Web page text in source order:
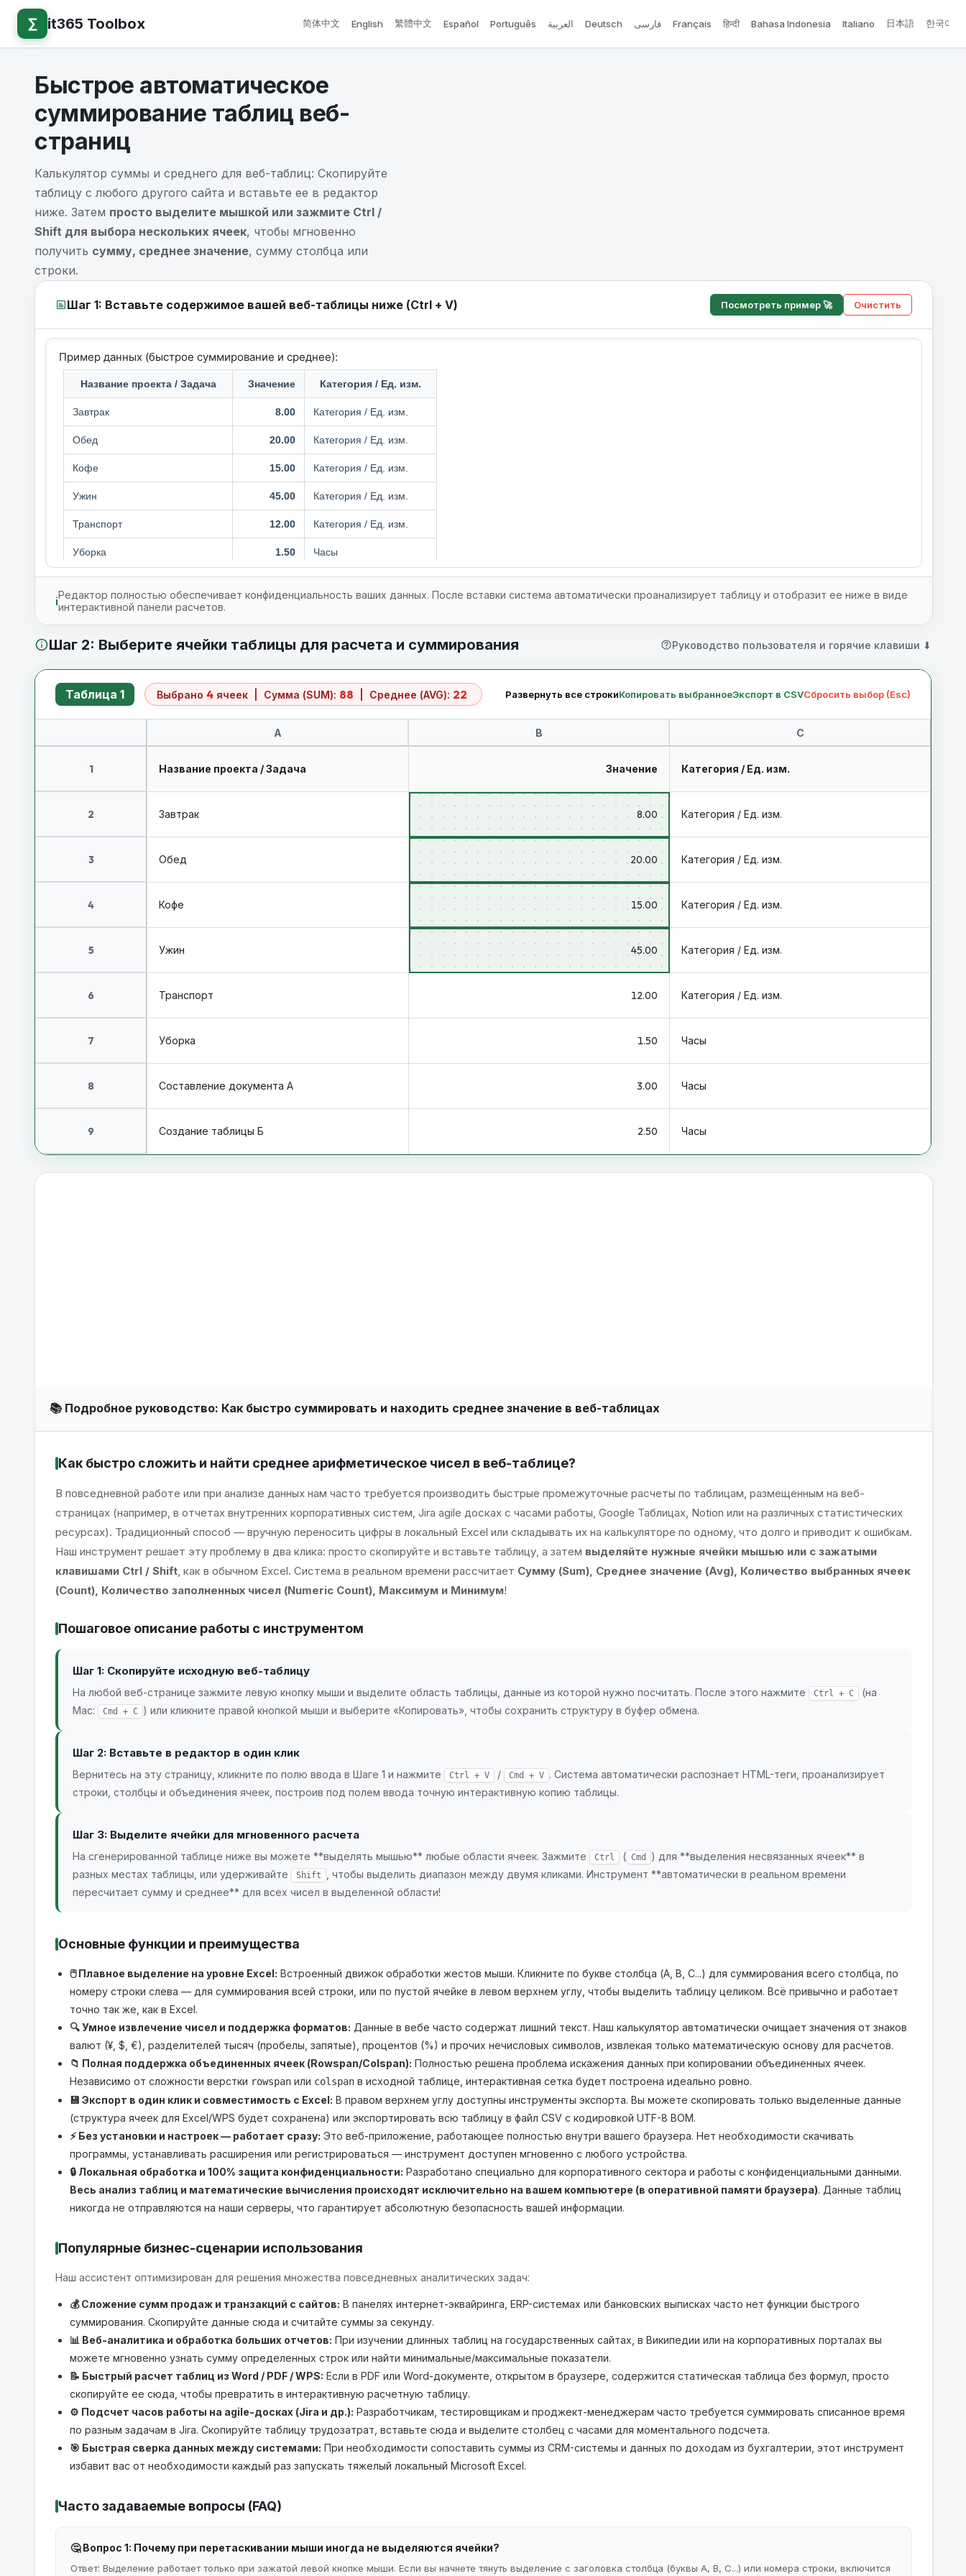
∑ it365 Toolbox 简体中文 English 繁體中文 Español Português العربية Deutsch فارسی Français हिन्दी Bahasa Indonesia Italiano 日本語 한국어
Быстрое автоматическое
суммирование таблиц веб-
страниц
Калькулятор суммы и среднего для веб-таблиц: Скопируйте
таблицу с любого другого сайта и вставьте ее в редактор
ниже. Затем просто выделите мышкой или зажмите Ctrl /
Shift для выбора нескольких ячеек, чтобы мгновенно
получить сумму, среднее значение, сумму столбца или
строки.
Шаг 1: Вставьте содержимое вашей веб-таблицы ниже (Ctrl + V) Посмотреть пример 🚀 Очистить
iРедактор полностью обеспечивает конфиденциальность ваших данных. После вставки система автоматически проанализирует таблицу и отобразит ее ниже в виде
интерактивной панели расчетов.
Шаг 2: Выберите ячейки таблицы для расчета и суммирования Руководство пользователя и горячие клавиши ⬇
Таблица 1 Выбрано 4 ячеек | Сумма (SUM): 88 | Среднее (AVG): 22 Развернуть все строкиКопировать выбранноеЭкспорт в CSVСбросить выбор (Esc)
A B C
1 Название проекта / Задача Значение Категория / Ед. изм.
2 Завтрак 8.00 Категория / Ед. изм.
3 Обед 20.00 Категория / Ед. изм.
4 Кофе 15.00 Категория / Ед. изм.
5 Ужин 45.00 Категория / Ед. изм.
6 Транспорт 12.00 Категория / Ед. изм.
7 Уборка 1.50 Часы
8 Составление документа А 3.00 Часы
9 Создание таблицы Б 2.50 Часы
📚 Подробное руководство: Как быстро суммировать и находить среднее значение в веб-таблицах
Как быстро сложить и найти среднее арифметическое чисел в веб-таблице?
В повседневной работе или при анализе данных нам часто требуется производить быстрые промежуточные расчеты по таблицам, размещенным на веб-
страницах (например, в отчетах внутренних корпоративных систем, Jira agile досках с часами работы, Google Таблицах, Notion или на различных статистических
ресурсах). Традиционный способ — вручную переносить цифры в локальный Excel или складывать их на калькуляторе по одному, что долго и приводит к ошибкам.
Наш инструмент решает эту проблему в два клика: просто скопируйте и вставьте таблицу, а затем выделяйте нужные ячейки мышью или с зажатыми
клавишами Ctrl / Shift, как в обычном Excel. Система в реальном времени рассчитает Сумму (Sum), Среднее значение (Avg), Количество выбранных ячеек
(Count), Количество заполненных чисел (Numeric Count), Максимум и Минимум!
Пошаговое описание работы с инструментом
Шаг 1: Скопируйте исходную веб-таблицу
На любой веб-странице зажмите левую кнопку мыши и выделите область таблицы, данные из которой нужно посчитать. После этого нажмите Ctrl + C
(на
Mac:
Cmd + C ) или кликните правой кнопкой мыши и выберите «Копировать», чтобы сохранить структуру в буфер обмена.
Шаг 2: Вставьте в редактор в один клик
Вернитесь на эту страницу, кликните по полю ввода в Шаге 1 и нажмите Ctrl + V / Cmd + V . Система автоматически распознает HTML-теги, проанализирует
строки, столбцы и объединения ячеек, построив под полем ввода точную интерактивную копию таблицы.
Шаг 3: Выделите ячейки для мгновенного расчета
На сгенерированной таблице ниже вы можете **выделять мышью** любые области ячеек. Зажмите Ctrl ( Cmd
) для **выделения несвязанных ячеек** в
разных местах таблицы, или удерживайте
Shift
, чтобы выделить диапазон между двумя кликами. Инструмент **автоматически в реальном времени
пересчитает сумму и среднее** для всех чисел в выделенной области!
Основные функции и преимущества
🖱️ Плавное выделение на уровне Excel: Встроенный движок обработки жестов мыши. Кликните по букве столбца (A, B, C...) для суммирования всего столбца, по
номеру строки слева — для суммирования всей строки, или по пустой ячейке в левом верхнем углу, чтобы выделить таблицу целиком. Всё привычно и работает
точно так же, как в Excel.
🔍 Умное извлечение чисел и поддержка форматов: Данные в вебе часто содержат лишний текст. Наш калькулятор автоматически очищает значения от знаков
валют (¥, $, €), разделителей тысяч (пробелы, запятые), процентов (%) и прочих нечисловых символов, извлекая только математическую основу для расчетов.
📁 Полная поддержка объединенных ячеек (Rowspan/Colspan): Полностью решена проблема искажения данных при копировании объединенных ячеек.
Независимо от сложности верстки rowspan или colspan в исходной таблице, интерактивная сетка будет построена идеально ровно.
💾 Экспорт в один клик и совместимость с Excel: В правом верхнем углу доступны инструменты экспорта. Вы можете скопировать только выделенные данные
(структура ячеек для Excel/WPS будет сохранена) или экспортировать всю таблицу в файл CSV с кодировкой UTF-8 BOM.
⚡ Без установки и настроек — работает сразу: Это веб-приложение, работающее полностью внутри вашего браузера. Нет необходимости скачивать
программы, устанавливать расширения или регистрироваться — инструмент доступен мгновенно с любого устройства.
🔒 Локальная обработка и 100% защита конфиденциальности: Разработано специально для корпоративного сектора и работы с конфиденциальными данными.
Весь анализ таблиц и математические вычисления происходят исключительно на вашем компьютере (в оперативной памяти браузера). Данные таблиц
никогда не отправляются на наши серверы, что гарантирует абсолютную безопасность вашей информации.
Популярные бизнес-сценарии использования
Наш ассистент оптимизирован для решения множества повседневных аналитических задач:
💰 Сложение сумм продаж и транзакций с сайтов: В панелях интернет-эквайринга, ERP-системах или банковских выписках часто нет функции быстрого
суммирования. Скопируйте данные сюда и считайте суммы за секунду.
📊 Веб-аналитика и обработка больших отчетов: При изучении длинных таблиц на государственных сайтах, в Википедии или на корпоративных порталах вы
можете мгновенно узнать сумму определенных строк или найти минимальные/максимальные показатели.
📝 Быстрый расчет таблиц из Word / PDF / WPS: Если в PDF или Word-документе, открытом в браузере, содержится статическая таблица без формул, просто
скопируйте ее сюда, чтобы превратить в интерактивную расчетную таблицу.
⚙️ Подсчет часов работы на agile-досках (Jira и др.): Разработчикам, тестировщикам и проджект-менеджерам часто требуется суммировать списанное время
по разным задачам в Jira. Скопируйте таблицу трудозатрат, вставьте сюда и выделите столбец с часами для моментального подсчета.
🎯 Быстрая сверка данных между системами: При необходимости сопоставить суммы из CRM-системы и данных по доходам из бухгалтерии, этот инструмент
избавит вас от необходимости каждый раз запускать тяжелый локальный Microsoft Excel.
Часто задаваемые вопросы (FAQ)
🤔 Вопрос 1: Почему при перетаскивании мыши иногда не выделяются ячейки?
Ответ: Выделение работает только при зажатой левой кнопке мыши. Если вы начнете тянуть выделение с заголовка столбца (буквы A, B, C...) или номера строки, включится